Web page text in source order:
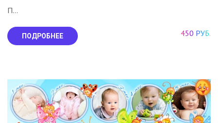
П...
ПОДРОБНЕЕ 450 РУБ.